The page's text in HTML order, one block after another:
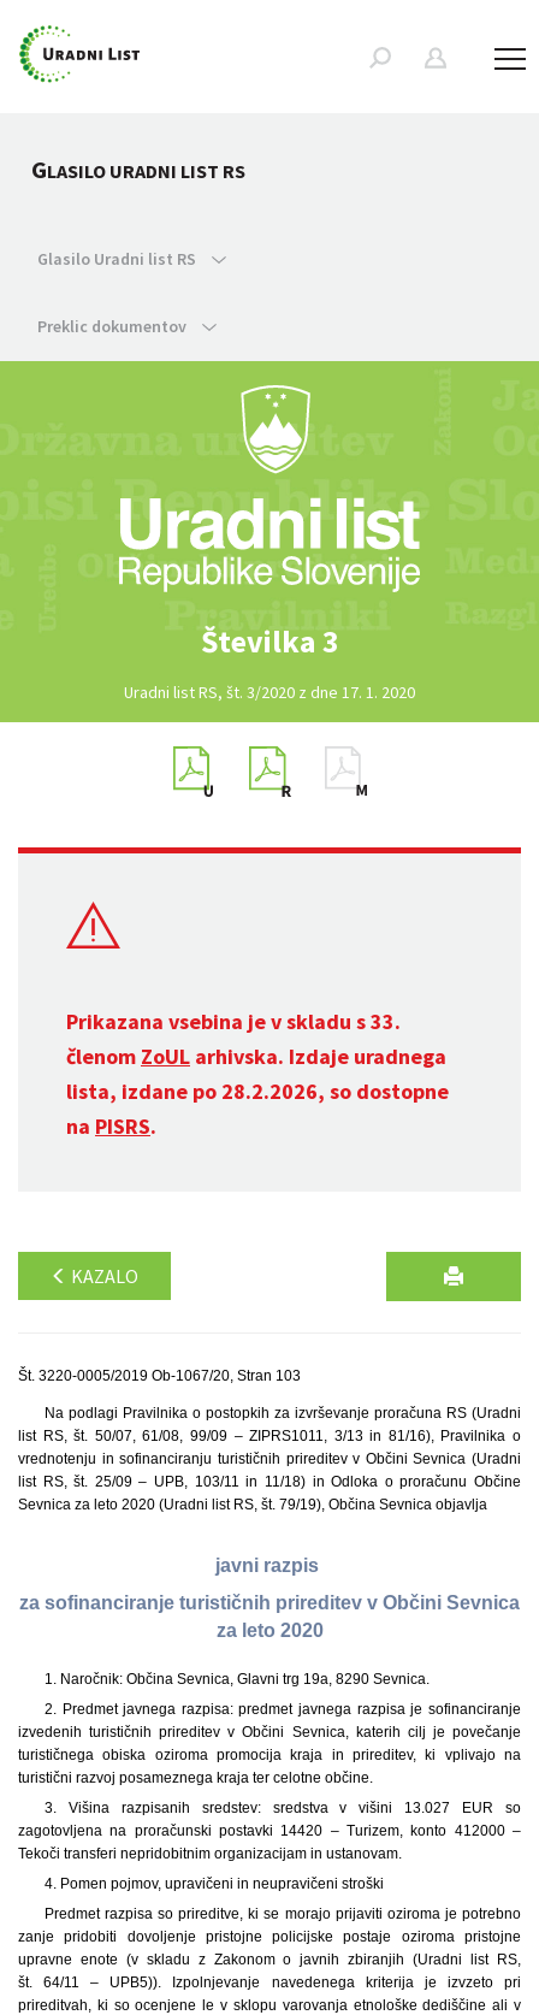
GLASILO URADNI LIST RS
Glasilo Uradni list RS
Preklic dokumentov
Številka 3
Uradni list RS, št. 3/2020 z dne 17. 1. 2020
Prikazana vsebina je v skladu s 33.
členom ZoUL arhivska. Izdaje uradnega
lista, izdane po 28.2.2026, so dostopne
na PISRS.
KAZALO
Št. 3220-0005/2019 Ob-1067/20, Stran 103
Na podlagi Pravilnika o postopkih za izvrševanje proračuna RS (Uradni
list RS, št. 50/07, 61/08, 99/09 – ZIPRS1011, 3/13 in 81/16), Pravilnika o
vrednotenju in sofinanciranju turističnih prireditev v Občini Sevnica (Uradni
list RS, št. 25/09 – UPB, 103/11 in 11/18) in Odloka o proračunu Občine
Sevnica za leto 2020 (Uradni list RS, št. 79/19), Občina Sevnica objavlja
javni razpis
za sofinanciranje turističnih prireditev v Občini Sevnica
za leto 2020
1. Naročnik: Občina Sevnica, Glavni trg 19a, 8290 Sevnica.
2. Predmet javnega razpisa: predmet javnega razpisa je sofinanciranje
izvedenih turističnih prireditev v Občini Sevnica, katerih cilj je povečanje
turističnega obiska oziroma promocija kraja in prireditev, ki vplivajo na
turistični razvoj posameznega kraja ter celotne občine.
3. Višina razpisanih sredstev: sredstva v višini 13.027 EUR so
zagotovljena na proračunski postavki 14420 – Turizem, konto 412000 –
Tekoči transferi nepridobitnim organizacijam in ustanovam.
4. Pomen pojmov, upravičeni in neupravičeni stroški
Predmet razpisa so prireditve, ki se morajo prijaviti oziroma je potrebno
zanje pridobiti dovoljenje pristojne policijske postaje oziroma pristojne
upravne enote (v skladu z Zakonom o javnih zbiranjih (Uradni list RS,
št. 64/11 – UPB5)). Izpolnjevanje navedenega kriterija je izvzeto pri
prireditvah, ki so ocenjene le v sklopu varovanja etnološke dediščine ali v